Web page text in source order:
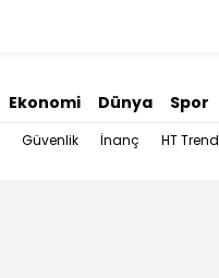
Ekonomi Dünya Spor
Güvenlik İnanç HT Trend